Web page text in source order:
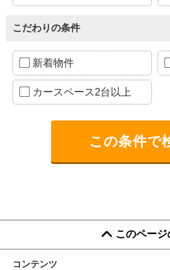
こだわりの条件
新着物件
カースペース2台以上
このペー
コンテンツ